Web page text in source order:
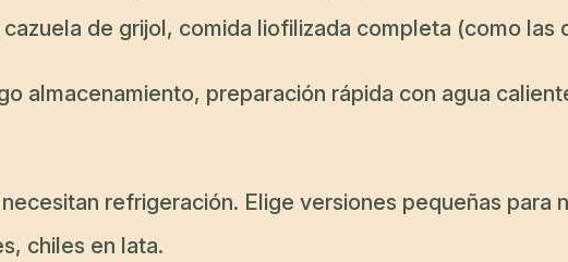
de grijol, comida liofilizada completa (como las
almacenamiento, preparación rápida con agua
refrigeración. Elige versiones pequeñas para
chiles en lata.